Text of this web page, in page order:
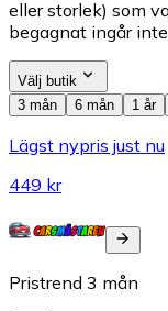
eller storlek) som
begagnat ingår inte.
Välj butik
3 mån
6 mån 1 år
Lägst nypris just nu
449 kr
Pristrend 3 mån